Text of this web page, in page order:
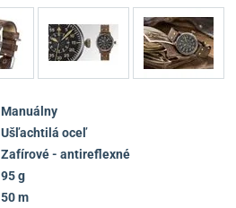
Manuálny
Ušľachtilá oceľ
Zafírové - antireflexné
95 g
50 m